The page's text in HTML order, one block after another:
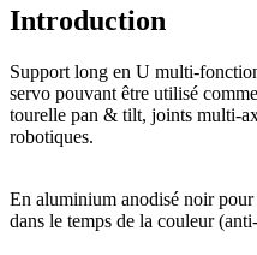
Introduction
Support long en U multi-
servo pouvant être utilisé
tourelle pan & tilt, joints multi-
robotiques.
En aluminium anodisé noir
dans le temps de la couleur